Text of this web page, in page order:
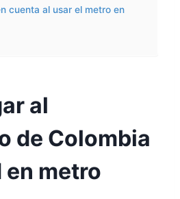
cuenta al usar el metro en
al
de Colombia
en metro